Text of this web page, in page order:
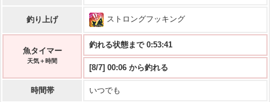
釣り上げ ストロングフッキング
魚タイマー
天気＋時間
釣れる状態まで 0:53:40
[8/7] 00:06 から釣れる
時間帯 いつでも